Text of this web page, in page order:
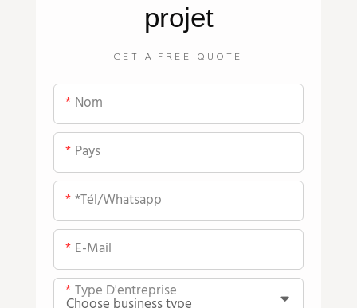
projet
GET A FREE QUOTE
Nom
Pays
*tél/whatsapp
E-Mail
Type D'entreprise